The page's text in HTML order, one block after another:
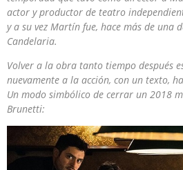
actor y productor de teatro
y a su vez Martín fue, hace más de una
Candelaria.
Volver a la obra tanto tiempo después
nuevamente a la acción, con un texto,
Un modo simbólico de cerrar un 2018
Brunetti: